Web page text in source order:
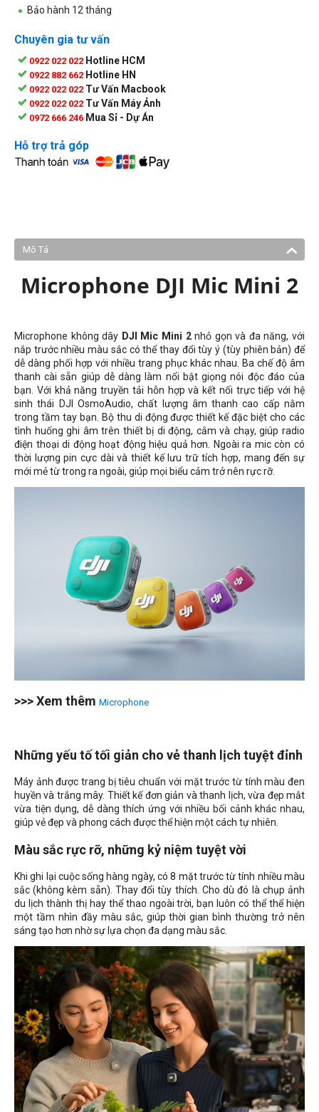
Bảo hành 12 tháng
Chuyên gia tư vấn
0922 022 022 Hotline HCM
0922 882 662 Hotline HN
0922 022 022 Tư Vấn Macbook
0922 022 022 Tư Vấn Máy Ảnh
0972 666 246 Mua Sỉ - Dự Án
Hỗ trợ trả góp
Mô Tả
Microphone DJI Mic Mini 2
Microphone không dây DJI Mic Mini 2nhỏ gọn và đa năng, với
nắp trước nhiều màu sắc có thể thay đổi tùy ý (tùy phiên bản) để
dễ dàng phối hợp với nhiều trang phục khác nhau. Ba chế độ âm
thanh cài sẵn giúp dễ dàng làm nổi bật giọng nói độc đáo của
bạn. Với khả năng truyền tải hỗn hợp và kết nối trực tiếp với hệ
sinh thái DJI OsmoAudio, chất lượng âm thanh cao cấp nằm
trong tầm tay bạn. Bộ thu di động được thiết kế đặc biệt cho các
tình huống ghi âm trên thiết bị di động, cắm và chạy, giúp radio
điện thoại di động hoạt động hiệu quả hơn. Ngoài ra mic còn có
thời lượng pin cực dài và thiết kế lưu trữ tích hợp, mang đến sự
mới mẻ từ trong ra ngoài, giúp mọi biểu cảm trở nên rực rỡ.
>>> Xem thêm Microphone
Những yếu tố tối giản cho vẻ thanh lịch tuyệt đỉnh
Máy ảnh được trang bị tiêu chuẩn với mặt trước từ tính màu đen
huyền và trắng mây. Thiết kế đơn giản và thanh lịch, vừa đẹp mắt
vừa tiện dụng, dễ dàng thích ứng với nhiều bối cảnh khác nhau,
giúp vẻ đẹp và phong cách được thể hiện một cách tự nhiên.
Màu sắc rực rỡ, những kỷ niệm tuyệt vời
Khi ghi lại cuộc sống hàng ngày, có 8 mặt trước từ tính nhiều màu
sắc (không kèm sẵn). Thay đổi tùy thích. Cho dù đó là chụp ảnh
du lịch thành thị hay thể thao ngoài trời, bạn luôn có thể thể hiện
một tầm nhìn đầy màu sắc, giúp thời gian bình thường trở nên
sáng tạo hơn nhờ sự lựa chọn đa dạng màu sắc.